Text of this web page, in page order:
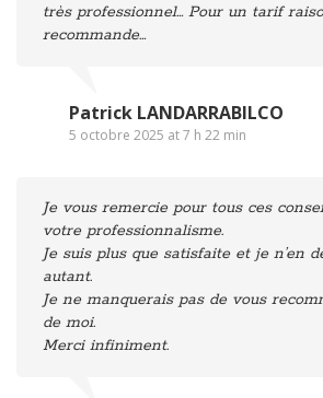
très professionnel… Pour un tarif
recommande…
Patrick LANDARRABILCO
5 octobre 2025 at 7 h 22 min
Je vous remercie pour tous ces
votre professionnalisme.
Je suis plus que satisfaite et je n’en
autant.
Je ne manquerais pas de vous
de moi.
Merci infiniment.